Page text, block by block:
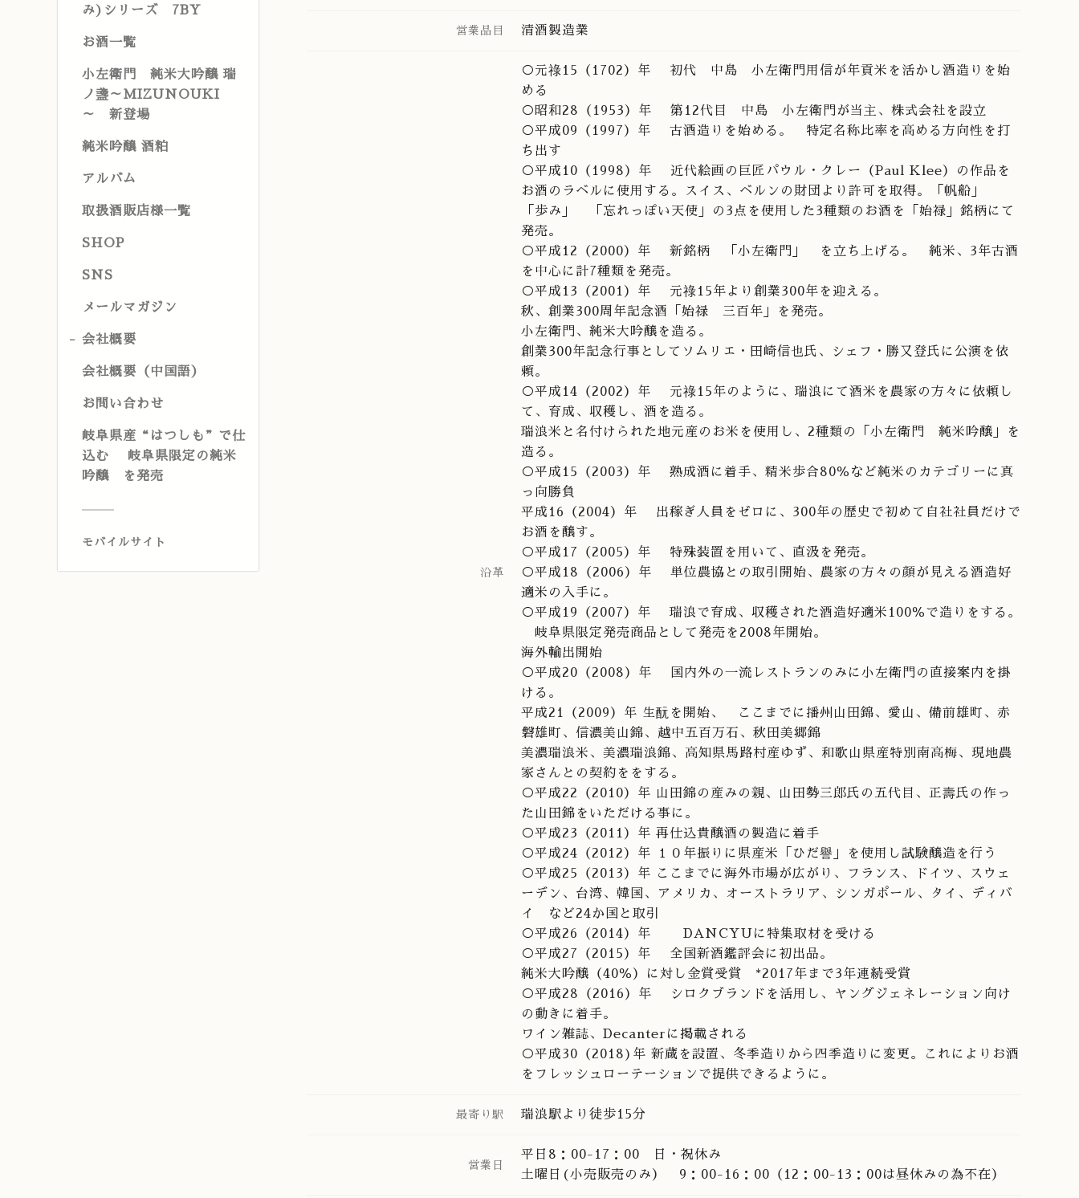
み)シリーズ 7BY
お酒一覧
小左衛門 純米大吟醸 瑞
ノ盞～MIZUNOUKI
～ 新登場
純米吟醸 酒粕
アルバム
取扱酒販店様一覧
SHOP
SNS
メールマガジン
会社概要
会社概要（中国語）
お問い合わせ
岐阜県産“はつしも”で仕
込む 岐阜県限定の純米
吟醸 を発売
モバイルサイト
営業品目 清酒製造業
沿革
○元祿15（1702）年 初代 中島 小左衛門用信が年貢米を活かし酒造りを始
める
○昭和28（1953）年 第12代目 中島 小左衛門が当主、株式会社を設立
○平成09（1997）年 古酒造りを始める。 特定名称比率を高める方向性を打
ち出す
○平成10（1998）年 近代絵画の巨匠パウル・クレー（Paul Klee）の作品を
お酒のラベルに使用する。スイス、ベルンの財団より許可を取得。「帆船」
「歩み」 「忘れっぽい天使」の3点を使用した3種類のお酒を「始禄」銘柄にて
発売。
○平成12（2000）年 新銘柄 「小左衛門」 を立ち上げる。 純米、3年古酒
を中心に計7種類を発売。
○平成13（2001）年 元祿15年より創業300年を迎える。
秋、創業300周年記念酒「始禄 三百年」を発売。
小左衛門、純米大吟醸を造る。
創業300年記念行事としてソムリエ・田崎信也氏、シェフ・勝又登氏に公演を依
頼。
○平成14（2002）年 元祿15年のように、瑞浪にて酒米を農家の方々に依頼し
て、育成、収穫し、酒を造る。
瑞浪米と名付けられた地元産のお米を使用し、2種類の「小左衛門 純米吟醸」を
造る。
○平成15（2003）年 熟成酒に着手、精米歩合80％など純米のカテゴリーに真
っ向勝負
平成16（2004）年 出稼ぎ人員をゼロに、300年の歴史で初めて自社社員だけで
お酒を醸す。
○平成17（2005）年 特殊装置を用いて、直汲を発売。
○平成18（2006）年 単位農協との取引開始、農家の方々の顔が見える酒造好
適米の入手に。
○平成19（2007）年 瑞浪で育成、収穫された酒造好適米100％で造りをする。
岐阜県限定発売商品として発売を2008年開始。
海外輸出開始
○平成20（2008）年 国内外の一流レストランのみに小左衛門の直接案内を掛
ける。
平成21（2009）年 生酛を開始、 ここまでに播州山田錦、愛山、備前雄町、赤
磐雄町、信濃美山錦、越中五百万石、秋田美郷錦
美濃瑞浪米、美濃瑞浪錦、高知県馬路村産ゆず、和歌山県産特別南高梅、現地農
家さんとの契約ををする。
○平成22（2010）年 山田錦の産みの親、山田勢三郎氏の五代目、正壽氏の作っ
た山田錦をいただける事に。
○平成23（2011）年 再仕込貴醸酒の製造に着手
○平成24（2012）年 １０年振りに県産米「ひだ譽」を使用し試験醸造を行う
○平成25（2013）年 ここまでに海外市場が広がり、フランス、ドイツ、スウェ
ーデン、台湾、韓国、アメリカ、オーストラリア、シンガポール、タイ、ディバ
イ など24か国と取引
○平成26（2014）年 DANCYUに特集取材を受ける
○平成27（2015）年 全国新酒鑑評会に初出品。
純米大吟醸（40％）に対し金賞受賞 *2017年まで3年連続受賞
○平成28（2016）年 シロクブランドを活用し、ヤングジェネレーション向け
の動きに着手。
ワイン雑誌、Decanterに掲載される
○平成30（2018)年 新蔵を設置、冬季造りから四季造りに変更。これによりお酒
をフレッシュローテーションで提供できるように。
最寄り駅 瑞浪駅より徒歩15分
営業日
平日8：00-17：00 日・祝休み
土曜日(小売販売のみ） 9：00-16：00（12：00-13：00は昼休みの為不在）